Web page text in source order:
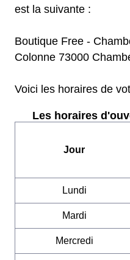
est la suivante :
Boutique Free -
Colonne 73000
Voici les horaires de
Les horaires
Jour
Lundi
Mardi
Mercredi